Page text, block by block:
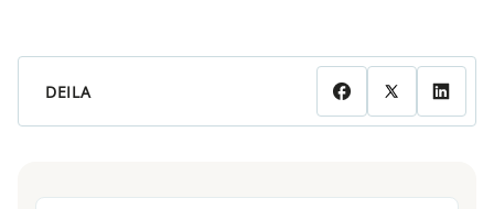
DEILA